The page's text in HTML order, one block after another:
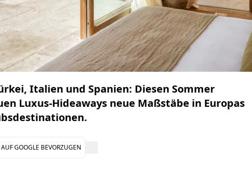
Italien und Spanien: Diesen Sommer
Luxus-Hideaways neue Maßstäbe in Europas
GOOGLE BEVORZUGEN